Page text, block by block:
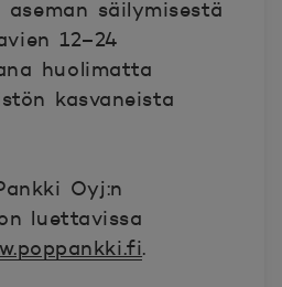
säilymisestä
12–24
huolimatta
kasvaneista
Oyj:n
luettavissa
.